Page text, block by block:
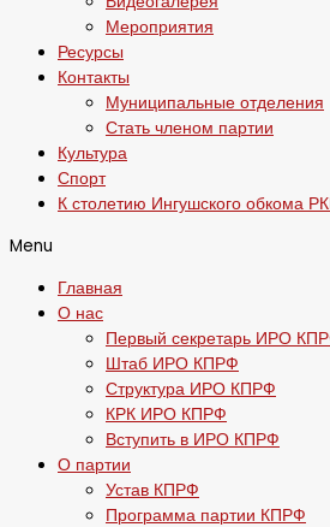
Мероприятия
Ресурсы
Контакты
Муниципальные отделения
Стать членом партии
Культура
Спорт
К столетию Ингушского обкома
Menu
Главная
О нас
Первый секретарь ИРО
Штаб ИРО КПРФ
Структура ИРО КПРФ
КРК ИРО КПРФ
Вступить в ИРО КПРФ
О партии
Устав КПРФ
Программа партии КПРФ